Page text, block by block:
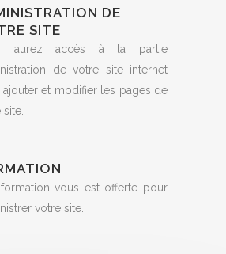
DE
SITE
aurez accès à la partie
de votre site internet
ajouter et modifier les pages de
site.
vous est offerte pour
votre site.